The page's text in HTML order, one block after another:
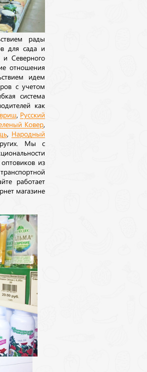
рады
для сада и
Северного
отношения
идем
с учетом
система
как
Русский
Ковер
Народный
Мы с
из
работает
магазине